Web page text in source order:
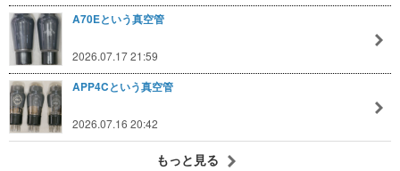
A70Eという真空管
2026.07.17 21:59
APP4Cという真空管
2026.07.16 20:42
もっと見る